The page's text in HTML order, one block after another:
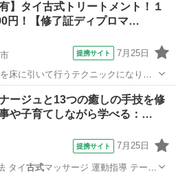
】タイ古式トリートメント！１
円！【修了証ディプロマ…
提携サイト 7月25日
床に引いて行うテクニックになりま
、体感して頂きます。お客様は洋服
様へ圧をゆっくり加えながら押して
兼ね備え...
ジ
ージュと13つの癒しの手技を修
や子育てしながら学べる：…
提携サイト 7月25日
タイ古式マッサージ 運動指導 テーピ